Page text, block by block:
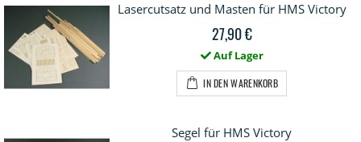
Lasercutsatz und Masten für HMS Victory
27,90 €
Auf Lager
IN DEN WARENKORB
Segel für HMS Victory